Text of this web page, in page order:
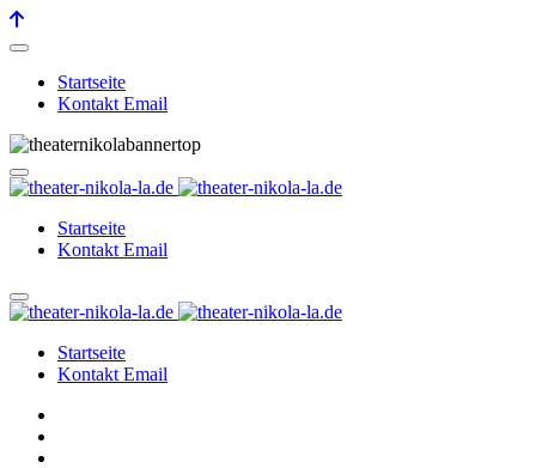
Startseite
Kontakt Email
Startseite
Kontakt Email
Startseite
Kontakt Email